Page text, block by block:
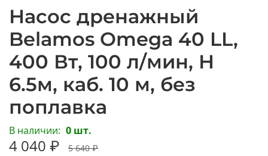
Насос дренажный
Belamos Omega 40 LL,
400 Вт, 100 л/мин, Н
6.5м, каб. 10 м, без
поплавка
В наличии: 0 шт.
4 040 ₽ 5 640 ₽